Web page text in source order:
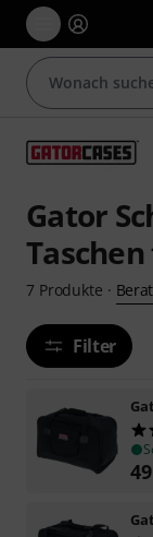
Gator
7 Produkte ·
Filter
49